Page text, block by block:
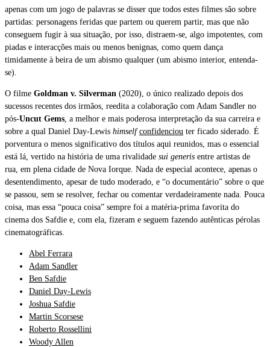
apenas com um jogo de palavras se disser que todos estes filmes são sobre
partidas: personagens feridas que partem ou querem partir, mas que não
conseguem fugir à sua situação, por isso, distraem-se, algo impotentes, com
piadas e interacções mais ou menos benignas, como quem dança
timidamente à beira de um abismo qualquer (um abismo interior, entenda-
se).
O filme Goldman v. Silverman (2020), o único realizado depois dos
sucessos recentes dos irmãos, reedita a colaboração com Adam Sandler no
pós-Uncut Gems , a melhor e mais poderosa interpretação da sua carreira e
sobre a qual Daniel Day-Lewis himself confidenciou ter ficado siderado. É
porventura o menos significativo dos títulos aqui reunidos, mas o essencial
está lá, vertido na história de uma rivalidade sui generis entre artistas de
rua, em plena cidade de Nova Iorque. Nada de especial acontece, apenas o
desentendimento, apesar de tudo moderado, e “o documentário” sobre o que
se passou, sem se resolver, fechar ou comentar verdadeiramente nada. Pouca
coisa, mas essa “pouca coisa” sempre foi a matéria-prima favorita do
cinema dos Safdie e, com ela, fizeram e seguem fazendo autênticas pérolas
cinematográficas.
Abel Ferrara
Adam Sandler
Ben Safdie
Daniel Day-Lewis
Joshua Safdie
Martin Scorsese
Roberto Rossellini
Woody Allen